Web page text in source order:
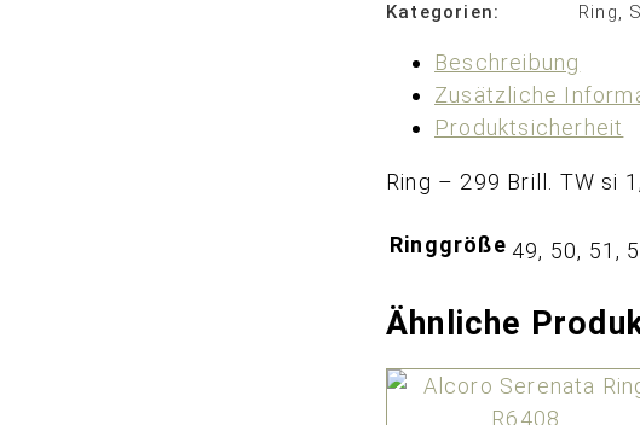
Kategorien:
Ring,
Beschreibung
Zusätzliche
Produktsicherheit
Ring – 299 Brill. TW si
Ringgröße 49, 50, 51,
Ähnliche